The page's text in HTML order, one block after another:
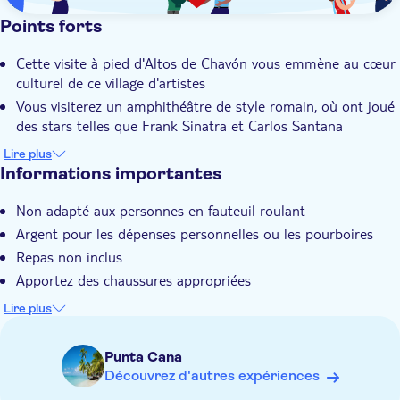
Points forts
Cette visite à pied d'Altos de Chavón vous emmène au cœur
culturel de ce village d'artistes
Vous visiterez un amphithéâtre de style romain, où ont joué
des stars telles que Frank Sinatra et Carlos Santana
Vous pouvez faire les boutiques et acheter de l'artisanat
local à l'église Saint-Stanislas et au musée d'art
presque méditerranéen, au milieu de ses cafés et ses
magasins d'artisanat
Votre guide expert local dirigera un petit groupe de 16
personnes maximum lors de cette visite à pied
Lire plus
Informations importantes
Non adapté aux personnes en fauteuil roulant
Argent pour les dépenses personnelles ou les pourboires
Repas non inclus
Apportez des chaussures appropriées
Veuillez noter que tous les horaires sont approximatifs et
Lire plus
Punta Cana
Découvrez d'autres expériences